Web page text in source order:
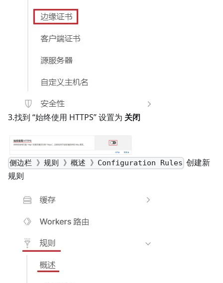
3.找到 “始终使用 HTTPS” 设置为 关闭
侧边栏 》规则 》概述 》Configuration Rules 创建新
规则